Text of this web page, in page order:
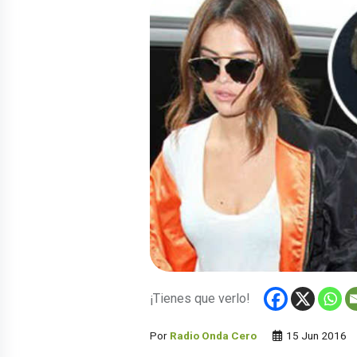
¡Tienes que verlo!
Por Radio Onda Cero 15 Jun 2016